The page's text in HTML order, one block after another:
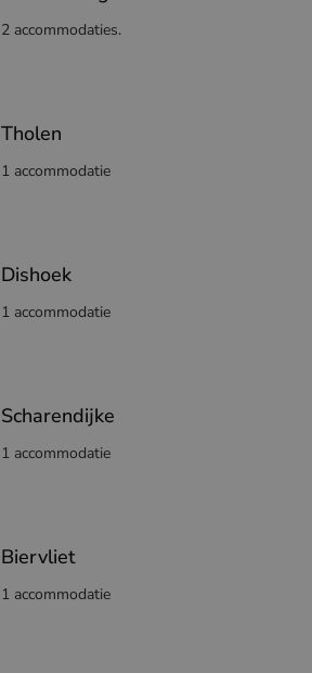
2 accommodaties.
Tholen
1 accommodatie
Dishoek
1 accommodatie
Scharendijke
1 accommodatie
Biervliet
1 accommodatie